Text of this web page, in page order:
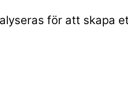
för att skapa